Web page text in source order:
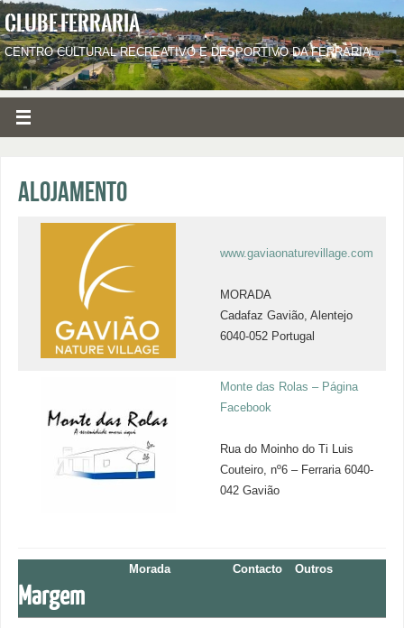
CLUBE FERRARIA
CENTRO CULTURAL RECREATIVO E DESPORTIVO DA FERRARIA
Alojamento
www.gaviaonaturevillage.com
MORADA
Cadafaz Gavião, Alentejo
6040-052 Portugal
Monte das Rolas – Página
Facebook
Rua do Moinho do Ti Luis
Couteiro, nº6 – Ferraria 6040-
042 Gavião
Margem
Morada Contacto Outros